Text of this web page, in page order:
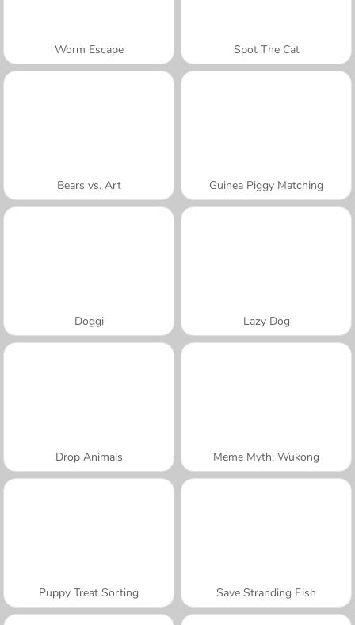
Worm Escape Spot The Cat
Bears vs. Art Guinea Piggy Matching
Doggi Lazy Dog
Drop Animals Meme Myth: Wukong
Puppy Treat Sorting Save Stranding Fish